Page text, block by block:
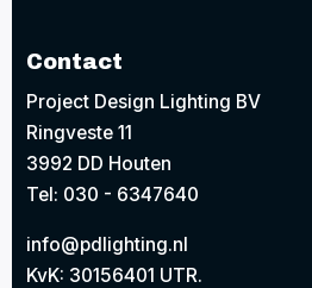
Contact
Project Design Lighting BV
Ringveste 11
3992 DD Houten
Tel: 030 - 6347640
info@pdlighting.nl
KvK: 30156401 UTR.